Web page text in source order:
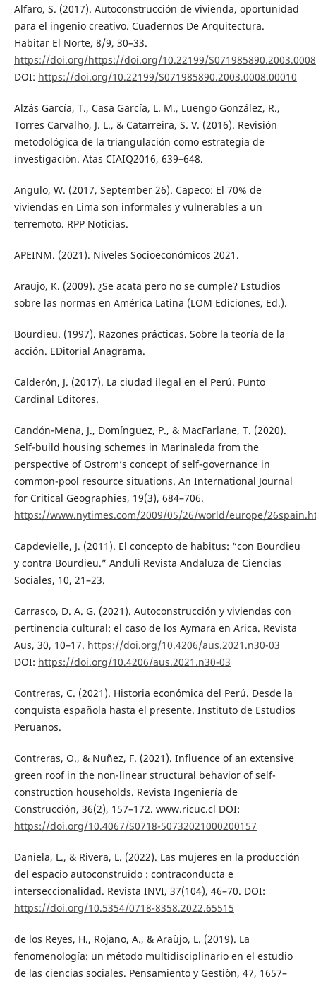
Alfaro, S. (2017). Autoconstrucción de vivienda, oportunidad
para el ingenio creativo. Cuadernos De Arquitectura.
Habitar El Norte, 8/9, 30–33.
https://doi.org/https://doi.org/10.22199/
DOI: https://doi.org/10.22199/S071985890.2003.0008.00010
Alzás García, T., Casa García, L. M., Luengo González, R.,
Torres Carvalho, J. L., & Catarreira, S. V. (2016). Revisión
metodológica de la triangulación como estrategia de
investigación. Atas CIAIQ2016, 639–648.
Angulo, W. (2017, September 26). Capeco: El 70% de
viviendas en Lima son informales y vulnerables a un
terremoto. RPP Noticias.
APEINM. (2021). Niveles Socioeconómicos 2021.
Araujo, K. (2009). ¿Se acata pero no se cumple? Estudios
sobre las normas en América Latina (LOM Ediciones, Ed.).
Bourdieu. (1997). Razones prácticas. Sobre la teoría de la
acción. EDitorial Anagrama.
Calderón, J. (2017). La ciudad ilegal en el Perú. Punto
Cardinal Editores.
Candón-Mena, J., Domínguez, P., & MacFarlane, T. (2020).
Self-build housing schemes in Marinaleda from the
perspective of Ostrom’s concept of self-governance in
common-pool resource situations. An International Journal
for Critical Geographies, 19(3), 684–706.
https://www.nytimes.com/2009/05/26/world/europe/
Capdevielle, J. (2011). El concepto de habitus: “con Bourdieu
y contra Bourdieu.” Anduli Revista Andaluza de Ciencias
Sociales, 10, 21–23.
Carrasco, D. A. G. (2021). Autoconstrucción y viviendas con
pertinencia cultural: el caso de los Aymara en Arica. Revista
Aus, 30, 10–17. https://doi.org/10.4206/aus.2021.n30-03
DOI: https://doi.org/10.4206/aus.2021.n30-03
Contreras, C. (2021). Historia económica del Perú. Desde la
conquista española hasta el presente. Instituto de Estudios
Peruanos.
Contreras, O., & Nuñez, F. (2021). Influence of an extensive
green roof in the non-linear structural behavior of self-
construction households. Revista Ingeniería de
Construcción, 36(2), 157–172. www.ricuc.cl DOI:
https://doi.org/10.4067/S0718-50732021000200157
Daniela, L., & Rivera, L. (2022). Las mujeres en la producción
del espacio autoconstruido : contraconducta e
interseccionalidad. Revista INVI, 37(104), 46–70. DOI:
https://doi.org/10.5354/0718-8358.2022.65515
de los Reyes, H., Rojano, A., & Araùjo, L. (2019). La
fenomenología: un método multidisciplinario en el estudio
de las ciencias sociales. Pensamiento y Gestiòn, 47, 1657–